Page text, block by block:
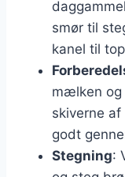
smør til
kanel til
mælken og
skiverne
godt
Stegning: